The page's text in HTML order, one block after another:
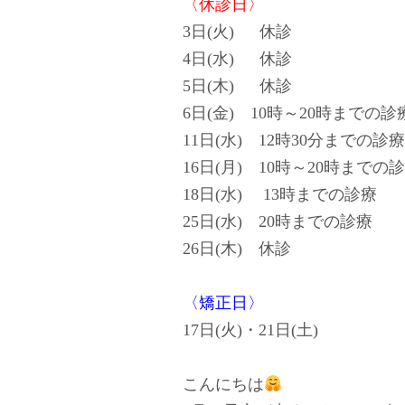
〈休診日〉
3日(火) 休診
4日(水) 休診
5日(木) 休診
6日(金) 10時～20時までの診
11日(水) 12時30分までの診療
16日(月) 10時～20時までの
18日(水) 13時までの診療
25日(水) 20時までの診療
26日(木) 休診
〈矯正日〉
17日(火)・21日(土)
こんにちは